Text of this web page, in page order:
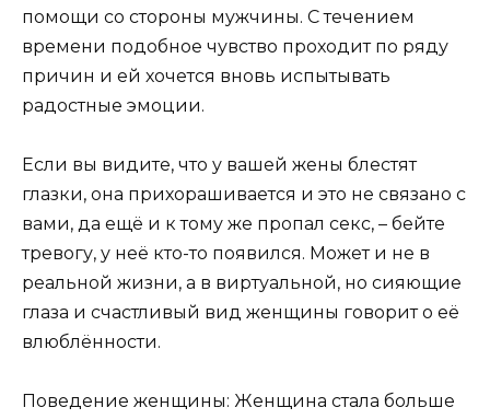
помощи со стороны мужчины. С течением
времени подобное чувство проходит по ряду
причин и ей хочется вновь испытывать
радостные эмоции.
Если вы видите, что у вашей жены блестят
глазки, она прихорашивается и это не связано с
вами, да ещё и к тому же пропал секс, – бейте
тревогу, у неё кто-то появился. Может и не в
реальной жизни, а в виртуальной, но сияющие
глаза и счастливый вид женщины говорит о её
влюблённости.
Поведение женщины: Женщина стала больше